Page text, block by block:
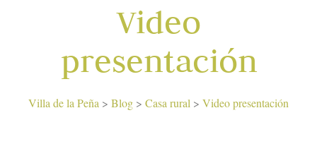
Video
presentación
Villa de la Peña > Blog > Casa rural > Video presentación